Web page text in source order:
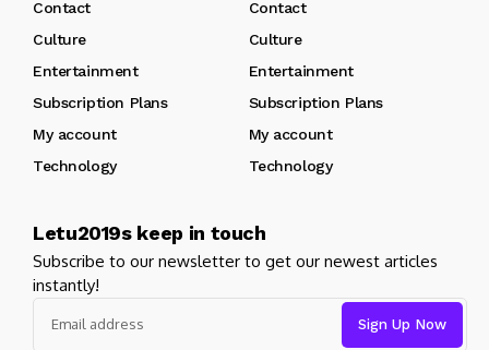
Contact
Contact
Culture
Culture
Entertainment
Entertainment
Subscription Plans
Subscription Plans
My account
My account
Technology
Technology
Letu2019s keep in touch
Subscribe to our newsletter to get our newest articles
instantly!